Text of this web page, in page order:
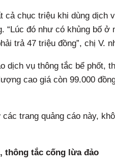
chục triệu khi dùng dịch
“Lúc đó như có khủng bố
trả 47 triệu đồng”, chị V.
dịch vụ thông tắc bể phốt,
cao giá còn 99.000
trang quảng cáo này,
thông tắc cống lừa đảo